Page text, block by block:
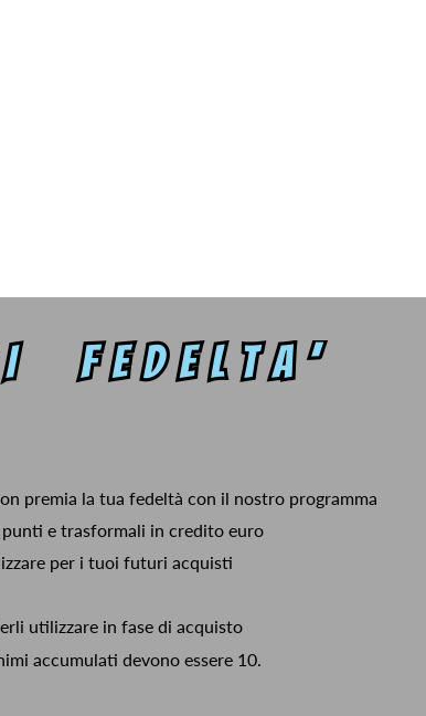
premia la tua fedeltà con il nostro programma
e trasformali in credito euro
per i tuoi futuri acquisti
utilizzare in fase di acquisto
accumulati devono essere 10.